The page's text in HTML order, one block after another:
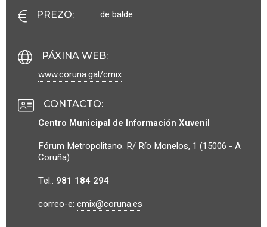
PREZO: de balde
PÁXINA WEB:
www.coruna.gal/cmix
CONTACTO:
Centro Municipal de Información Xuvenil
Fórum Metropolitano. R/ Río Monelos, 1 (15006 - A
Coruña)
Tel.: 981 184 294
correo-e: cmix@coruna.es